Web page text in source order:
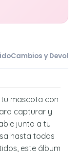
Cambios y
mascota con
capturar y
junto a tu
hasta todas
este álbum